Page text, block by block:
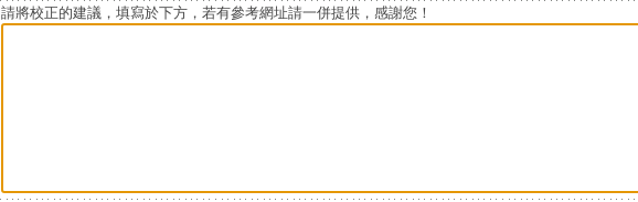
請將校正的建議，填寫於下方，若有參考網址請一併提供，感謝您！